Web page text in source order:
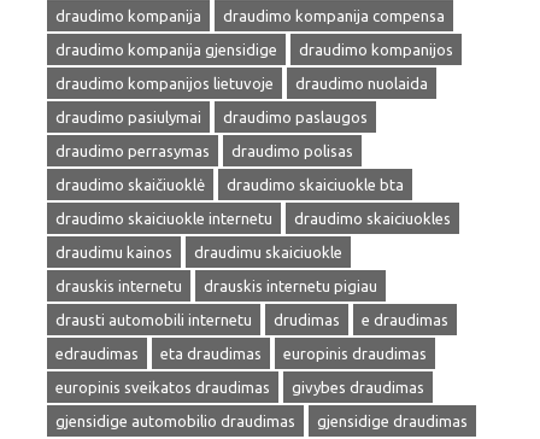
draudimo kompanija
draudimo kompanija compensa
draudimo kompanija gjensidige
draudimo kompanijos
draudimo kompanijos lietuvoje
draudimo nuolaida
draudimo pasiulymai
draudimo paslaugos
draudimo perrasymas
draudimo polisas
draudimo skaičiuoklė
draudimo skaiciuokle bta
draudimo skaiciuokle internetu
draudimo skaiciuokles
draudimu kainos
draudimu skaiciuokle
drauskis internetu
drauskis internetu pigiau
drausti automobili internetu
drudimas
e draudimas
edraudimas
eta draudimas
europinis draudimas
europinis sveikatos draudimas
givybes draudimas
gjensidige automobilio draudimas
gjensidige draudimas